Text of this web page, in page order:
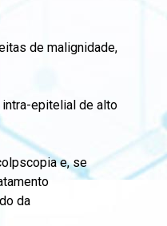
de malignidade,
epitelial de alto
e, se
da